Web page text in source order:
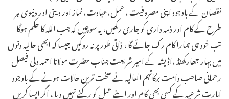
نقصان کے باوجود اپنی مصروفیت ، عمل،عبادت، نماز اور دینی اور دنیوی ہر
طرح کے کام اور ذمہ داری کو جاری رکھیں، یہ سوچیں کہ جب اللہ کا حکم ہوگا
تب خود ہی ہمارا کام رک جائے گا ، ذاتی طور پر نہ روکیں جیسا کہ ابھی حالیہ دنوں
میں بہار جھارکھنڈ ،اڈیشہ کے امیر شریعت جناب حضرت مولانا احمد ولی فیصل
رحمانی صاحب دامت برکاتہم العالیہ نے سخت ترین حالات ہونے کے باوجود
امارت شرعیہ کے کسی بھی کام اور اپنے عمل کو رکنے نہیں دیا ، اگر ایسا کریں